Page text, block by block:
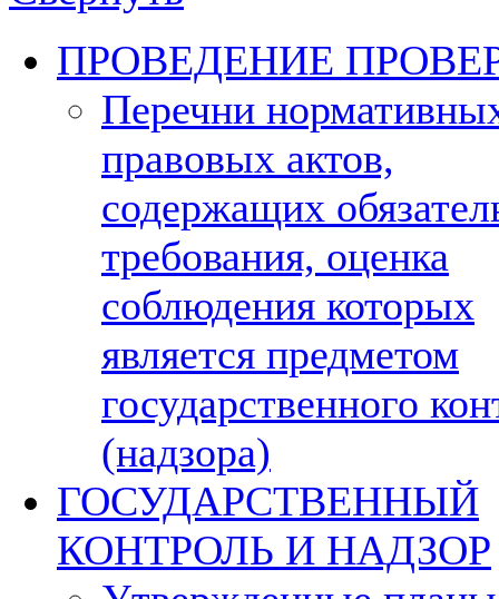
ПРОВЕДЕНИЕ
Перечни
правовых актов,
содержащих
требования, оценка
соблюдения которых
является предметом
государственного
(надзора)
ГОСУДАРСТВЕННЫЙ
КОНТРОЛЬ И НАДЗОР